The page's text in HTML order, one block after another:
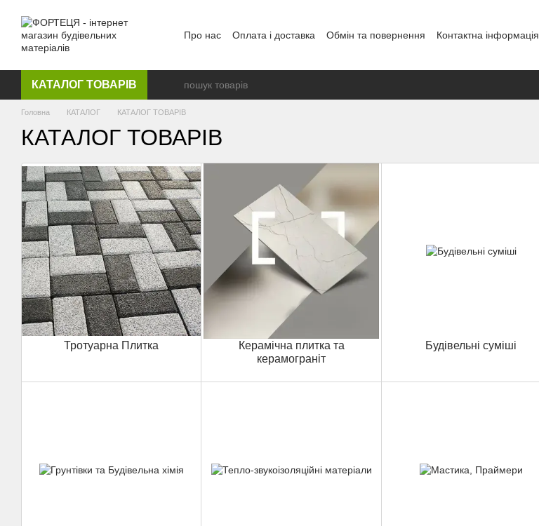
Про нас Оплата і доставка Обмін та повернення Контактна інформація
КАТАЛОГ ТОВАРІВ
Головна КАТАЛОГ КАТАЛОГ ТОВАРІВ
КАТАЛОГ ТОВАРІВ
Тротуарна Плитка
Керамічна плитка та
керамограніт
Будівельні суміші